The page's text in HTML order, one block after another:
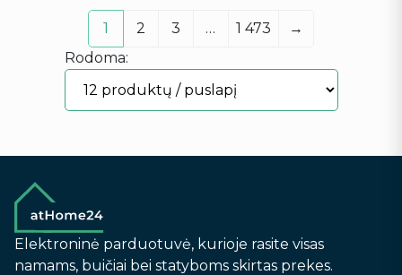
1 2 3 … 1 473
→
Rodoma:
Elektroninė parduotuvė, kurioje rasite visas
namams, buičiai bei statyboms skirtas prekes.